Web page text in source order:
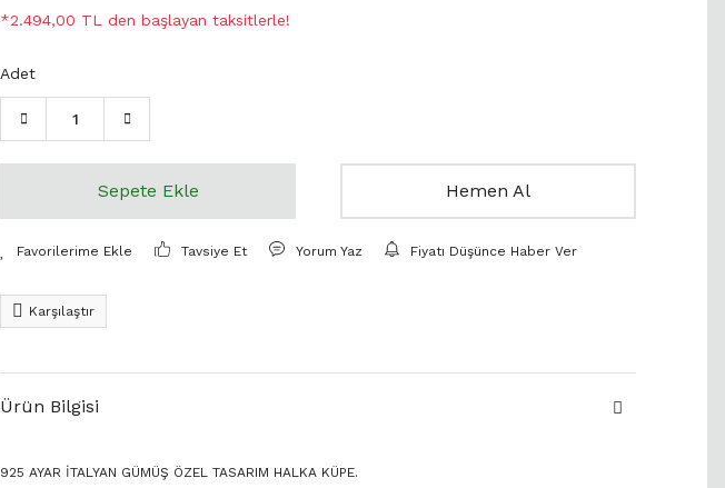
*2.494,00 TL den başlayan taksitlerle!
Adet
Sepete Ekle Hemen Al
Tavsiye Et Yorum Yaz Fiyatı Düşünce Haber Ver
Karşılaştır
Ürün Bilgisi
925 AYAR İTALYAN GÜMÜŞ ÖZEL TASARIM HALKA KÜPE.